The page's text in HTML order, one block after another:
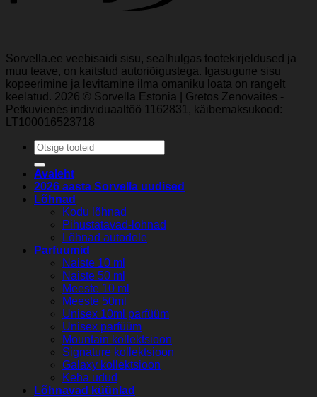
Sorvella.ee veebisaidi sisu, sealhulgas tootekirjeldused ja
muu teave, on kaitstud autoriõigustega. Igasugune sisu
kopeerimine ja levitamine ilma omaniku loata on rangelt
keelatud. 2026 © Sorvella Estonia | Gretos Zenovaitės -
Petkuvienės individuaaltöö 1162831, käibemaksukood:
LT100016523718
Otsi:
Avaleht
2026 aasta Sorvella uudised
Lõhnad
Kodu lõhnad
Pihustatavad-lohnad
Lõhnad autodele
Parfuumid
Naiste 10 ml
Naiste 50 ml
Meeste 10 ml
Meeste 50ml
Unisex 10ml parfüüm
Unisex parfüüm
Mountain kollektsioon
Signature kollektsioon
Galaxy kollektsioon
Keha udud
Lõhnavad küünlad